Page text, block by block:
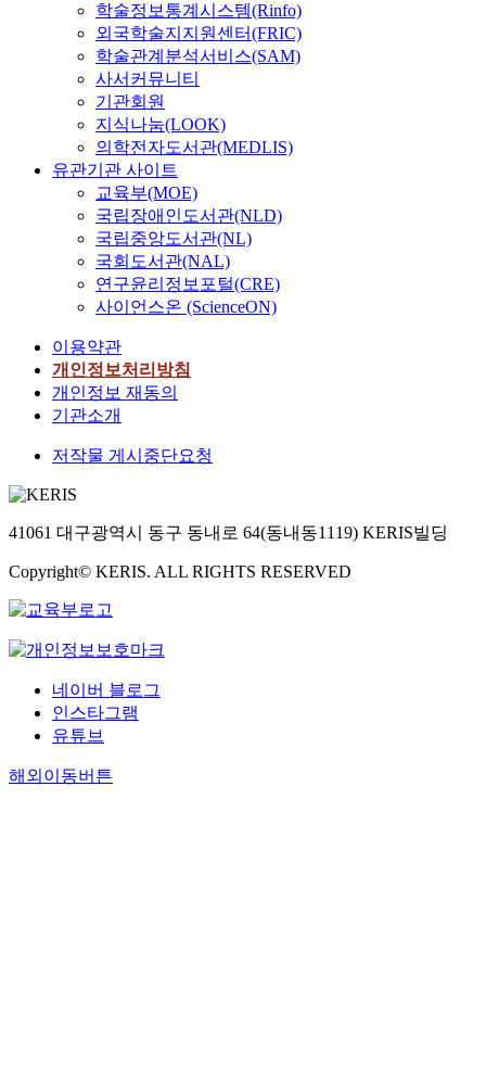
학술정보통계시스템(Rinfo)
외국학술지지원센터(FRIC)
학술관계분석서비스(SAM)
사서커뮤니티
기관회원
지식나눔(LOOK)
의학전자도서관(MEDLIS)
유관기관 사이트
교육부(MOE)
국립장애인도서관(NLD)
국립중앙도서관(NL)
국회도서관(NAL)
연구윤리정보포털(CRE)
사이언스온 (ScienceON)
이용약관
개인정보처리방침
개인정보 재동의
기관소개
저작물 게시중단요청
41061 대구광역시 동구 동내로 64(동내동1119) KERIS빌딩
Copyright© KERIS. ALL RIGHTS RESERVED
네이버 블로그
인스타그램
유튜브
해외이동버튼